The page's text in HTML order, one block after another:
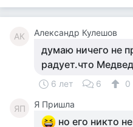
АК Александр Кулешов
думаю ничего не
радует.что
6 лет 6 0
ЯП Я Пришла
но его никто